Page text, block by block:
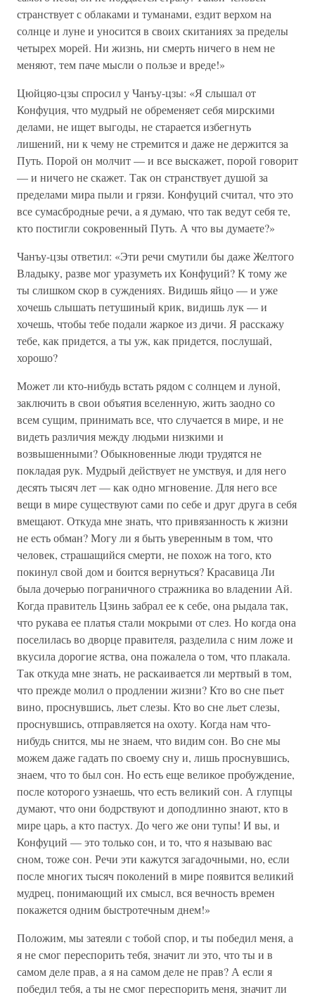
странствует с облаками и туманами, ездит верхом на
солнце и луне и уносится в своих скитаниях за пределы
четырех морей. Ни жизнь, ни смерть ничего в нем не
меняют, тем паче мысли о пользе и вреде!»
Цюйцяо-цзы спросил у Чанъу-цзы: «Я слышал от
Конфуция, что мудрый не обременяет себя мирскими
делами, не ищет выгоды, не старается избегнуть
лишений, ни к чему не стремится и даже не держится за
Путь. Порой он молчит — и все выскажет, порой говорит
— и ничего не скажет. Так он странствует душой за
пределами мира пыли и грязи. Конфуций считал, что это
все сумасбродные речи, а я думаю, что так ведут себя те,
кто постигли сокровенный Путь. А что вы думаете?»
Чанъу-цзы ответил: «Эти речи смутили бы даже Желтого
Владыку, разве мог уразуметь их Конфуций? К тому же
ты слишком скор в суждениях. Видишь яйцо — и уже
хочешь слышать петушиный крик, видишь лук — и
хочешь, чтобы тебе подали жаркое из дичи. Я расскажу
тебе, как придется, а ты уж, как придется, послушай,
хорошо?
Может ли кто-нибудь встать рядом с солнцем и луной,
заключить в свои объятия вселенную, жить заодно со
всем сущим, принимать все, что случается в мире, и не
видеть различия между людьми низкими и
возвышенными? Обыкновенные люди трудятся не
покладая рук. Мудрый действует не умствуя, и для него
десять тысяч лет — как одно мгновение. Для него все
вещи в мире существуют сами по себе и друг друга в себя
вмещают. Откуда мне знать, что привязанность к жизни
не есть обман? Могу ли я быть уверенным в том, что
человек, страшащийся смерти, не похож на того, кто
покинул свой дом и боится вернуться? Красавица Ли
была дочерью пограничного стражника во владении Ай.
Когда правитель Цзинь забрал ее к себе, она рыдала так,
что рукава ее платья стали мокрыми от слез. Но когда она
поселилась во дворце правителя, разделила с ним ложе и
вкусила дорогие яства, она пожалела о том, что плакала.
Так откуда мне знать, не раскаивается ли мертвый в том,
что прежде молил о продлении жизни? Кто во сне пьет
вино, проснувшись, льет слезы. Кто во сне льет слезы,
проснувшись, отправляется на охоту. Когда нам что-
нибудь снится, мы не знаем, что видим сон. Во сне мы
можем даже гадать по своему сну и, лишь проснувшись,
знаем, что то был сон. Но есть еще великое пробуждение,
после которого узнаешь, что есть великий сон. А глупцы
думают, что они бодрствуют и доподлинно знают, кто в
мире царь, а кто пастух. До чего же они тупы! И вы, и
Конфуций — это только сон, и то, что я называю вас
сном, тоже сон. Речи эти кажутся загадочными, но, если
после многих тысяч поколений в мире появится великий
мудрец, понимающий их смысл, вся вечность времен
покажется одним быстротечным днем!»
Положим, мы затеяли с тобой спор, и ты победил меня, а
я не смог переспорить тебя, значит ли это, что ты и в
самом деле прав, а я на самом деле не прав? А если я
победил тебя, а ты не смог переспорить меня, значит ли